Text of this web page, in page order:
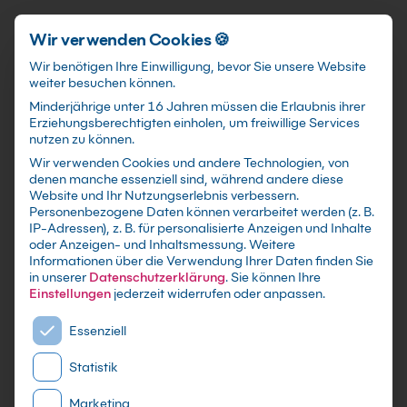
Schnellzugriff
KI-Szenarioplanung
2028/2032 Kurs:
Entscheide jetzt
Baue belastbare Zukunftsbilder für
Organisation, Jobs und Geschäftsmodell und
übersetze sie in eine umsetzbare Strategie-
Roadmap.
Wir verwenden Cookies 🍪
Wir benötigen Ihre Einwilligung, bevor Sie unsere Website
weiter besuchen können.
Minderjährige unter 16 Jahren müssen die Erlaubnis ihrer
Erziehungsberechtigten einholen, um freiwillige Services
nutzen zu können.
Wir verwenden Cookies und andere Technologien, von
denen manche essenziell sind, während andere diese
Website und Ihr Nutzungserlebnis verbessern.
Personenbezogene Daten können verarbeitet werden (z. B.
IP-Adressen), z. B. für personalisierte Anzeigen und Inhalte
oder Anzeigen- und Inhaltsmessung.Weitere
Informationen über die Verwendung Ihrer Daten finden Sie
in unserer Datenschutzerklärung.Sie können Ihre
Einstellungen jederzeit widerrufen oder anpassen.
Es folgt eine Liste der Service-Gruppen, für die eine
Essenziell
Statistik
Marketing